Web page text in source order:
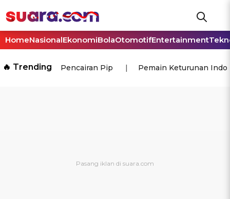
HomeNasionalEkonomiBolaOtomotifEntertainment
🔥 Trending Pencairan Pip Pemain Keturunan